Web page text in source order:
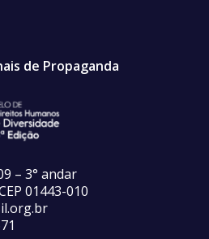
de Propaganda
– 3° andar
01443-010